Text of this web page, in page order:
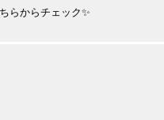
らからチェック✨